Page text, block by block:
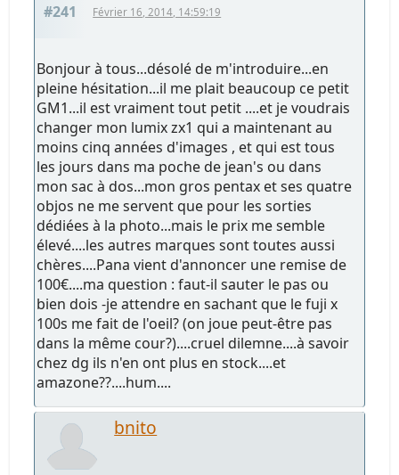
#241 Février 16, 2014, 14:59:19
Bonjour à tous...désolé de m'introduire...en
pleine hésitation...il me plait beaucoup ce petit
GM1...il est vraiment tout petit ....et je voudrais
changer mon lumix zx1 qui a maintenant au
moins cinq années d'images , et qui est tous
les jours dans ma poche de jean's ou dans
mon sac à dos...mon gros pentax et ses quatre
objos ne me servent que pour les sorties
dédiées à la photo...mais le prix me semble
élevé....les autres marques sont toutes aussi
chères....Pana vient d'annoncer une remise de
100€....ma question : faut-il sauter le pas ou
bien dois -je attendre en sachant que le fuji x
100s me fait de l'oeil? (on joue peut-être pas
dans la même cour?)....cruel dilemne....à savoir
chez dg ils n'en ont plus en stock....et
amazone??....hum....
bnito